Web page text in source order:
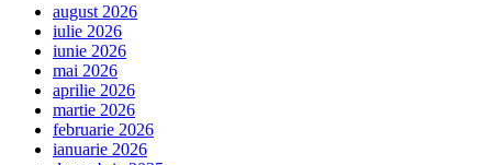
august 2026
iulie 2026
iunie 2026
mai 2026
aprilie 2026
martie 2026
februarie 2026
ianuarie 2026